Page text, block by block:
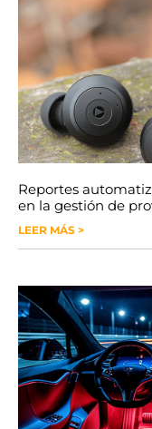
Reportes
en la gestión de
LEER MÁS >